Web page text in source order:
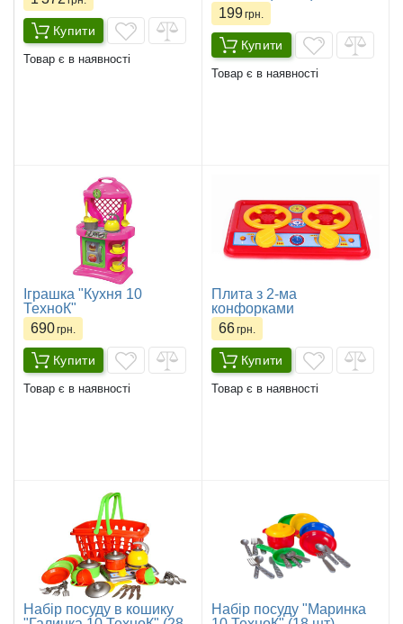
Купити
Товар є в наявності
199грн.
Купити
Товар є в наявності
Іграшка "Кухня 10
ТехноК"
690грн.
Купити
Товар є в наявності
Плита з 2-ма
конфорками
66грн.
Купити
Товар є в наявності
Набір посуду в кошику
Набір посуду "Маринка